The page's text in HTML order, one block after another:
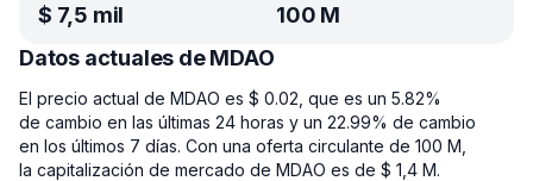
$ 7,5 mil
100 M
Datos actuales de MDAO
El precio actual de MDAO es $ 0.02, que es un 5.82%
de cambio en las últimas 24 horas y un 22.99% de cambio
en los últimos 7 días. Con una oferta circulante de 100 M,
la capitalización de mercado de MDAO es de $ 1,4 M.